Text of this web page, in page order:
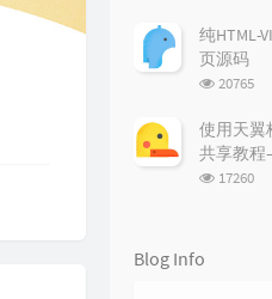
次
数:
纯HTML-
页源码
浏
次
数:
20765
使用天翼
共享教
浏
17260
Blog Info